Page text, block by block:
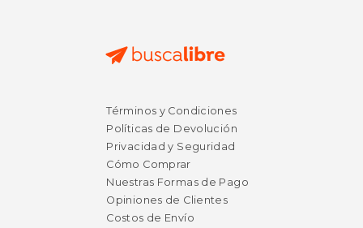
$ 11.19
$ 9.51
15%
dcto.
Términos y Condiciones
Políticas de Devolución
Privacidad y Seguridad
Cómo Comprar
Nuestras Formas de Pago
Opiniones de Clientes
Costos de Envío